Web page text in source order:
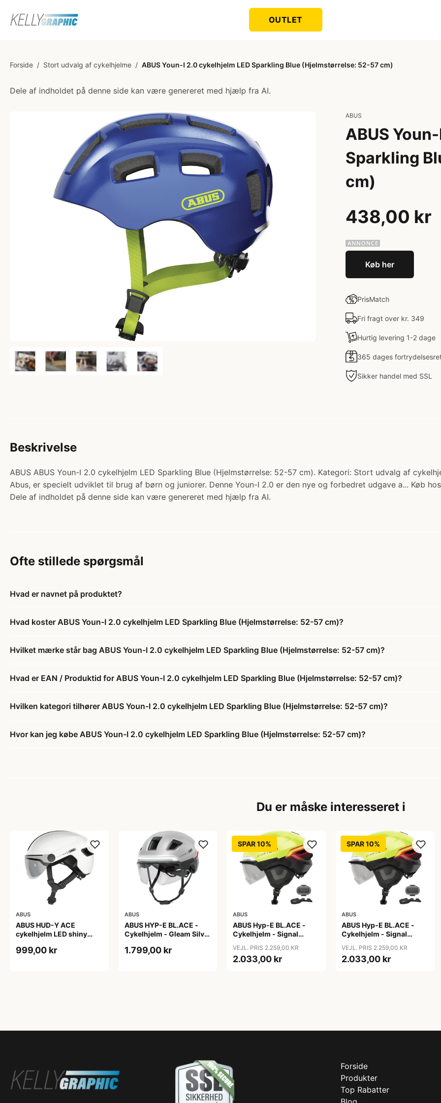
OUTLET
Forside / Stort udvalg af cykelhjelme / ABUS Youn-I 2.0 cykelhjelm LED Sparkling Blue (Hjelmstørrelse: 52-57 cm)
Dele af indholdet på denne side kan være genereret med hjælp fra AI.
ABUS
ABUS
Sparkling
cm)
438,00 kr
Køb her
PrisMatch
Fri fragt over kr. 349
Hurtig levering 1-2 dage
365 dages
Sikker handel med SSL
Beskrivelse
ABUS ABUS Youn-I 2.0 cykelhjelm LED Sparkling Blue (Hjelmstørrelse: 52-57 cm). Kategori: Stort udvalg af
Abus, er specielt udviklet til brug af børn og juniorer. Denne Youn-I 2.0 er den nye og forbedret udgave a... Køb
Dele af indholdet på denne side kan være genereret med hjælp fra AI.
Ofte stillede spørgsmål
Hvad er navnet på produktet?
Hvad koster ABUS Youn-I 2.0 cykelhjelm LED Sparkling Blue (Hjelmstørrelse: 52-57 cm)?
Hvilket mærke står bag ABUS Youn-I 2.0 cykelhjelm LED Sparkling Blue (Hjelmstørrelse: 52-57 cm)?
Hvad er EAN / Produktid for ABUS Youn-I 2.0 cykelhjelm LED Sparkling Blue (Hjelmstørrelse: 52-57 cm)?
Hvilken kategori tilhører ABUS Youn-I 2.0 cykelhjelm LED Sparkling Blue (Hjelmstørrelse: 52-57 cm)?
Hvor kan jeg købe ABUS Youn-I 2.0 cykelhjelm LED Sparkling Blue (Hjelmstørrelse: 52-57 cm)?
Du er måske interesseret i
ABUS
ABUS HUD-Y ACE
cykelhjelm LED shiny
999,00 kr
ABUS
ABUS HYP-E BL.ACE -
Cykelhjelm - Gleam Silver
1.799,00 kr
SPAR 10%
ABUS
ABUS Hyp-E BL.ACE -
Cykelhjelm - Signal
VEJL. PRIS 2.259,00 KR
2.033,00 kr
SPAR 10%
ABUS
ABUS Hyp-E BL.ACE -
Cykelhjelm - Signal
VEJL. PRIS 2.259,00 KR
2.033,00 kr
Forside
Produkter
Top Rabatter